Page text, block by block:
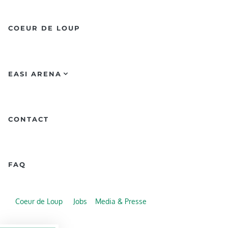
COEUR DE LOUP
EASI ARENA
CONTACT
FAQ
Coeur de Loup Jobs Media & Presse